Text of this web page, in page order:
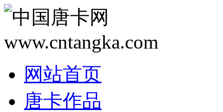
网站首页
唐卡作品